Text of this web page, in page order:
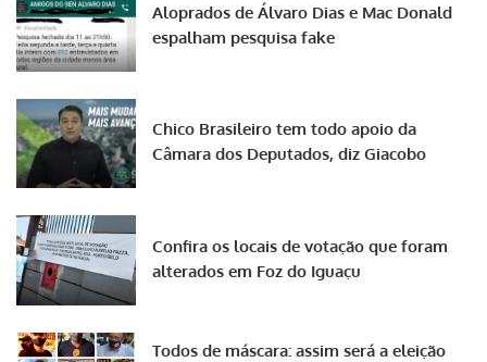
Aloprados de Álvaro Dias e Mac Donald
espalham pesquisa fake
Chico Brasileiro tem todo apoio da
Câmara dos Deputados, diz Giacobo
Confira os locais de votação que foram
alterados em Foz do Iguaçu
Todos de máscara: assim será a eleição